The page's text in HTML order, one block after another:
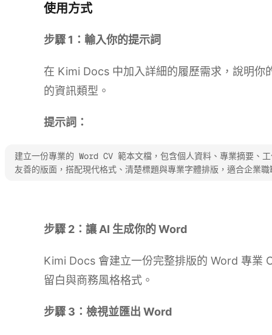
使用方式
步驟 1：輸入你的提示詞
在 Kimi Docs 中加入詳細的履歷需求，說明你
的資訊類型。
提示詞：
建立一份專業的 Word CV 範本文檔，包含個人資料、專業摘要、
友善的版面，搭配現代格式、清楚標題與專業字體排版，適合企業
步驟 2：讓 AI 生成你的 Word
Kimi Docs 會建立一份完整排版的 Word 專業
留白與商務風格格式。
步驟 3：檢視並匯出 Word